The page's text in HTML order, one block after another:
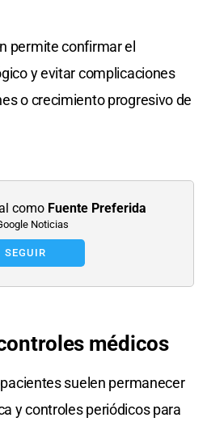
permite confirmar el
y evitar complicaciones
o crecimiento progresivo de
como Fuente Preferida
Noticias
SEGUIR
médicos
suelen permanecer
y controles periódicos para